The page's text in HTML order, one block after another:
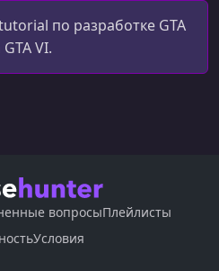
по разработке GTA
VI.
вопросыПлейлисты
Условия